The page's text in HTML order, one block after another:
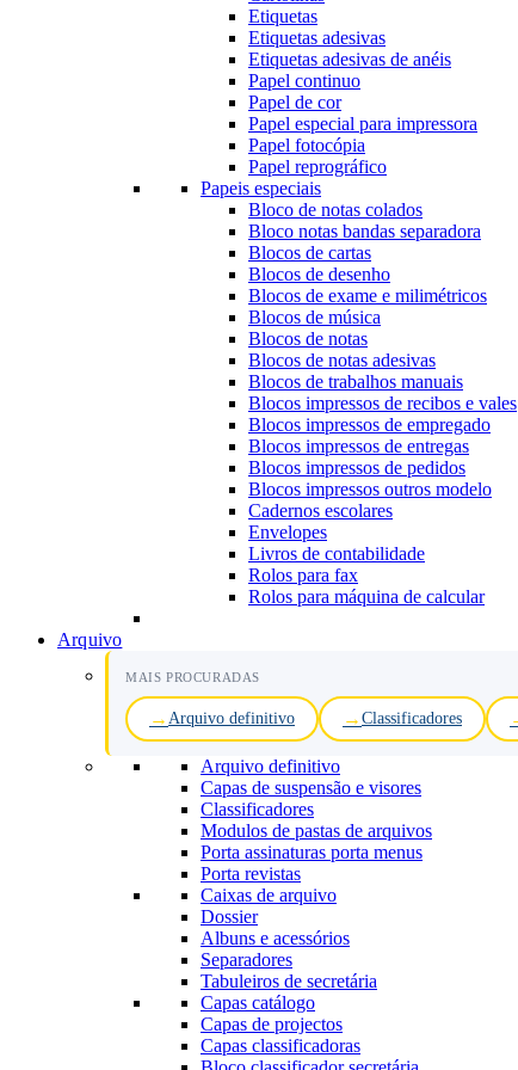
Etiquetas
Etiquetas adesivas
Etiquetas adesivas de anéis
Papel continuo
Papel de cor
Papel especial para impressora
Papel fotocópia
Papel reprográfico
Papeis especiais
Bloco de notas colados
Bloco notas bandas separadora
Blocos de cartas
Blocos de desenho
Blocos de exame e milimétricos
Blocos de música
Blocos de notas
Blocos de notas adesivas
Blocos de trabalhos manuais
Blocos impressos de recibos e vales
Blocos impressos de empregado
Blocos impressos de entregas
Blocos impressos de pedidos
Blocos impressos outros modelo
Cadernos escolares
Envelopes
Livros de contabilidade
Rolos para fax
Rolos para máquina de calcular
Arquivo
MAIS PROCURADAS
Arquivo definitivo Classificadores
Arquivo definitivo
Capas de suspensão e visores
Classificadores
Modulos de pastas de arquivos
Porta assinaturas porta menus
Porta revistas
Caixas de arquivo
Dossier
Albuns e acessórios
Separadores
Tabuleiros de secretária
Capas catálogo
Capas de projectos
Capas classificadoras